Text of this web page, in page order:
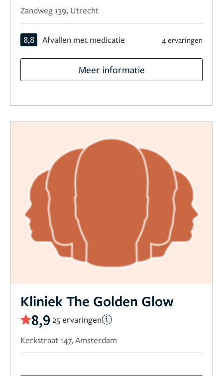
Zandweg 139, Utrecht
8,8 Afvallen met medicatie 4 ervaringen
Meer informatie
Kliniek The Golden Glow
8,9 25 ervaringen
Kerkstraat 147, Amsterdam